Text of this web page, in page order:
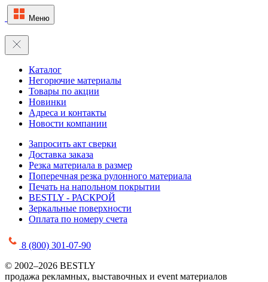
Меню
Каталог
Негорючие материалы
Товары по акции
Новинки
Адреса и контакты
Новости компании
Запросить акт сверки
Доставка заказа
Резка материала в размер
Поперечная резка рулонного материала
Печать на напольном покрытии
BESTLY - РАСКРОЙ
Зеркальные поверхности
Оплата по номеру счета
8 (800) 301-07-90
© 2002–2026 BESTLY
продажа рекламных, выставочных и event материалов